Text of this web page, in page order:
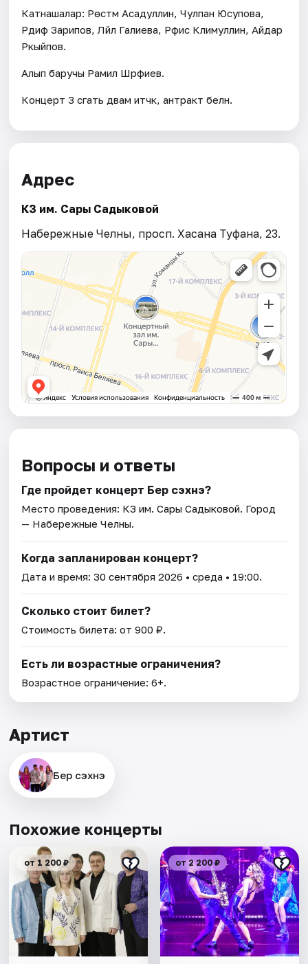
Катнашалар: Рөстәм Асадуллин, Чулпан Юсупова,
Рәдиф Зарипов, Ләйлә Галиева, Рәфис Кәлимуллин, Айдар
Рәкыйпов.
Алып баручы Рамил Шәрәфиев.
Концерт 3 сәгать дәвам итәчәк, антракт белән.
Адрес
КЗ им. Сары Садыковой
Набережные Челны, просп. Хасана Туфана, 23.
Вопросы и ответы
Где пройдет концерт Бер сэхнэ?
Место проведения: КЗ им. Сары Садыковой. Город
— Набережные Челны.
Когда запланирован концерт?
Дата и время:30 сентября 2026 • среда • 19:00.
Сколько стоит билет?
Стоимость билета: от 900 ₽.
Есть ли возрастные ограничения?
Возрастное ограничение: 6+.
Артист
Бер сэхнэ
Похожие концерты
от 1 200 ₽ от 2 200 ₽